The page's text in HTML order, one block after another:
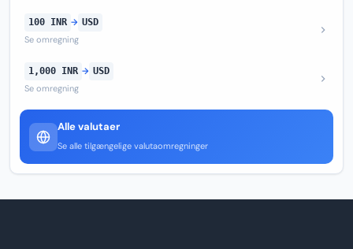
100 INR → USD
Se omregning
1,000 INR → USD
Se omregning
Alle valutaer
Se alle tilgængelige valutaomregninger